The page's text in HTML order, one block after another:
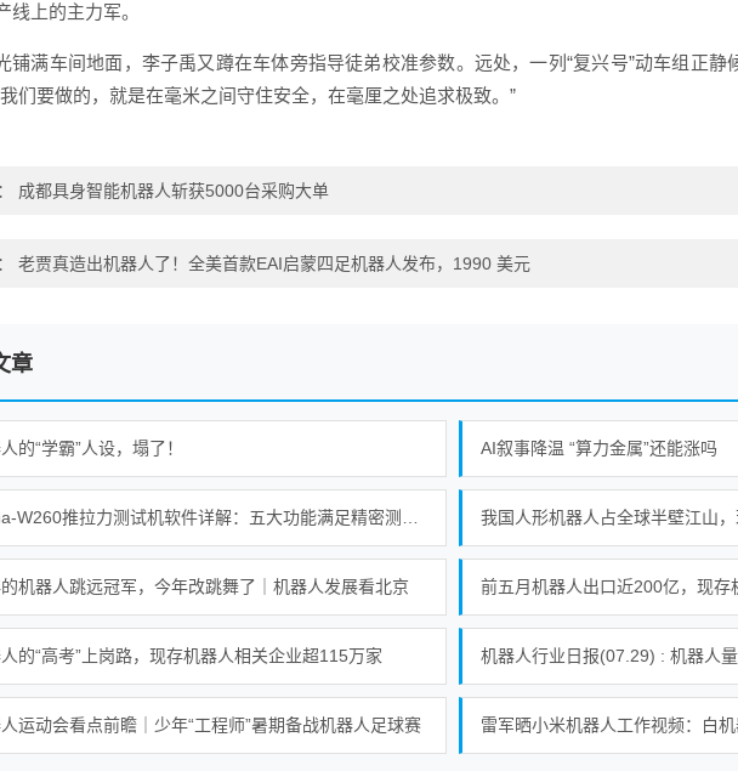
线上的主力军。
铺满车间地面，李子禹又蹲在车体旁指导徒弟校准参数。远处，一列“复兴号”动车组正静
们要做的，就是在毫米之间守住安全，在毫厘之处追求极致。”
成都具身智能机器人斩获5000台采购大单
老贾真造出机器人了！全美首款EAI启蒙四足机器人发布，1990 美元
章
的“学霸”人设，塌了！ AI叙事降温 “算力金属”还能涨吗
机器人跳远冠军，今年改跳舞了｜机器人发展看北京 前五月机器人出口近200亿，现存
的“高考”上岗路，现存机器人相关企业超115万家 机器人行业日报(07.29) : 机器人
运动会看点前瞻｜少年“工程师”暑期备战机器人足球赛